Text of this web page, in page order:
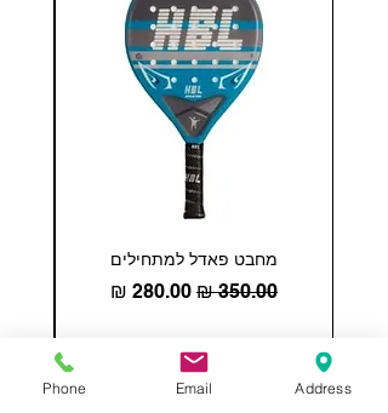
מחבט פאדל למתחילים
מחיר רגיל מחיר מבצע
הוספה לסל
Phone Email Address